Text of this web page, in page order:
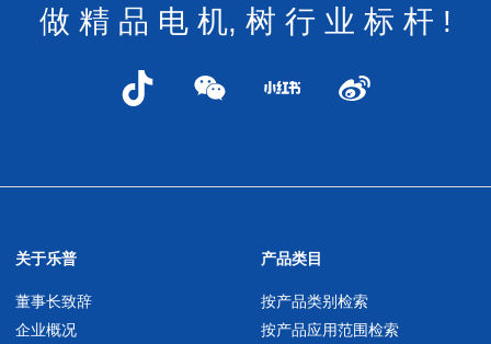
做 精 品 电 机, 树 行 业 标 杆 !
关于乐普
董事长致辞
企业概况
产品类目
按产品类别检索
按产品应用范围检索